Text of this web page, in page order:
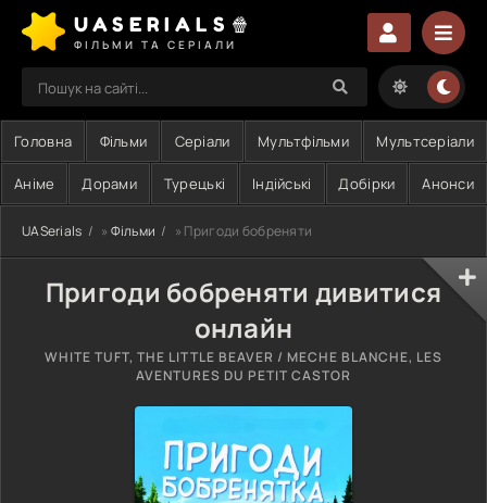
UASERIALS🍿
ФІЛЬМИ ТА СЕРІАЛИ
Головна Фільми Серіали Мультфільми Мультсеріали
Аніме Дорами Турецькі Індійські Добірки Анонси
UASerials » Фільми » Пригоди бобреняти
Пригоди бобреняти дивитися
онлайн
WHITE TUFT, THE LITTLE BEAVER / MECHE BLANCHE, LES
AVENTURES DU PETIT CASTOR